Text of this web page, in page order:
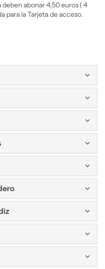
deben abonar 4,50 euros ( 4
para la Tarjeta de acceso.
Icono
para
desplegar
el
bloque
para
desplegar
bloque
Icono
para
desplegar
bloque